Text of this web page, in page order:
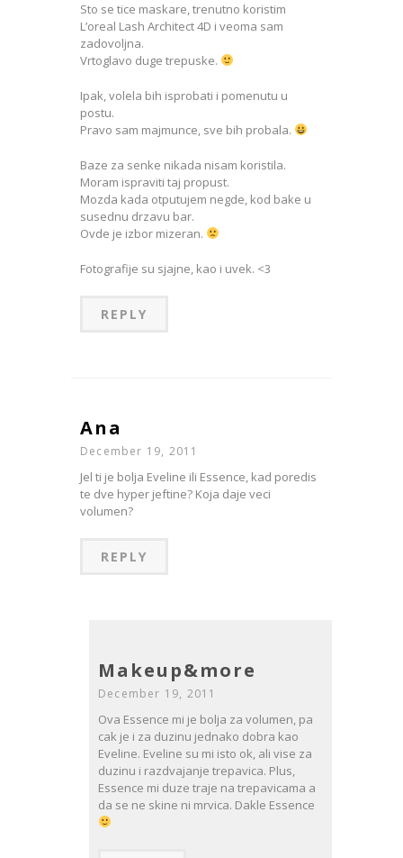
Sto se tice maskare, trenutno koristim
L’oreal Lash Architect 4D i veoma sam
zadovoljna.
Vrtoglavo duge trepuske.
Ipak, volela bih isprobati i pomenutu u
postu.
Pravo sam majmunce, sve bih probala.
Baze za senke nikada nisam koristila.
Moram ispraviti taj propust.
Mozda kada otputujem negde, kod bake u
susednu drzavu bar.
Ovde je izbor mizeran.
Fotografije su sjajne, kao i uvek. <3
REPLY
Ana
December 19, 2011
Jel ti je bolja Eveline ili Essence, kad poredis
te dve hyper jeftine? Koja daje veci
volumen?
REPLY
Makeup&more
December 19, 2011
Ova Essence mi je bolja za volumen, pa
cak je i za duzinu jednako dobra kao
Eveline. Eveline su mi isto ok, ali vise za
duzinu i razdvajanje trepavica. Plus,
Essence mi duze traje na trepavicama a
da se ne skine ni mrvica. Dakle Essence